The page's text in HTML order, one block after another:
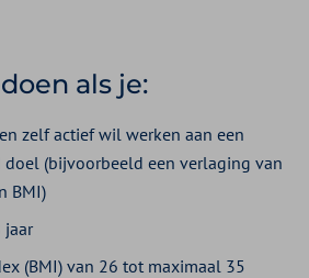
als je:
zelf actief wil werken aan een
(bijvoorbeeld een verlaging van
BMI)
jaar
(BMI) van 26 tot maximaal 35